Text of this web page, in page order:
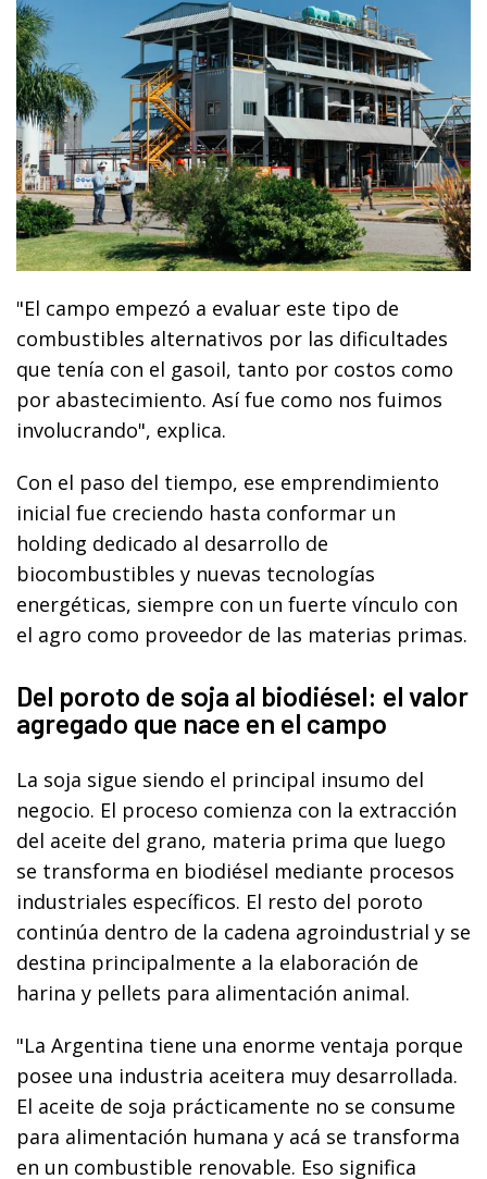
"El campo empezó a evaluar este tipo de
combustibles alternativos por las dificultades
que tenía con el gasoil, tanto por costos como
por abastecimiento. Así fue como nos fuimos
involucrando", explica.
Con el paso del tiempo, ese emprendimiento
inicial fue creciendo hasta conformar un
holding dedicado al desarrollo de
biocombustibles y nuevas tecnologías
energéticas, siempre con un fuerte vínculo con
el agro como proveedor de las materias primas.
Del poroto de soja al biodiésel: el valor
agregado que nace en el campo
La soja sigue siendo el principal insumo del
negocio. El proceso comienza con la extracción
del aceite del grano, materia prima que luego
se transforma en biodiésel mediante procesos
industriales específicos. El resto del poroto
continúa dentro de la cadena agroindustrial y se
destina principalmente a la elaboración de
harina y pellets para alimentación animal.
"La Argentina tiene una enorme ventaja porque
posee una industria aceitera muy desarrollada.
El aceite de soja prácticamente no se consume
para alimentación humana y acá se transforma
en un combustible renovable. Eso significa